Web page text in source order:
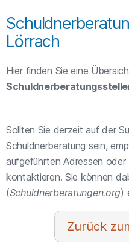
Lörrach
Hier finden Sie eine
Sollten Sie derzeit auf der
Schuldnerberatung sein,
aufgeführten Adressen oder
kontaktieren. Sie können
(Schuldnerberatungen.org)